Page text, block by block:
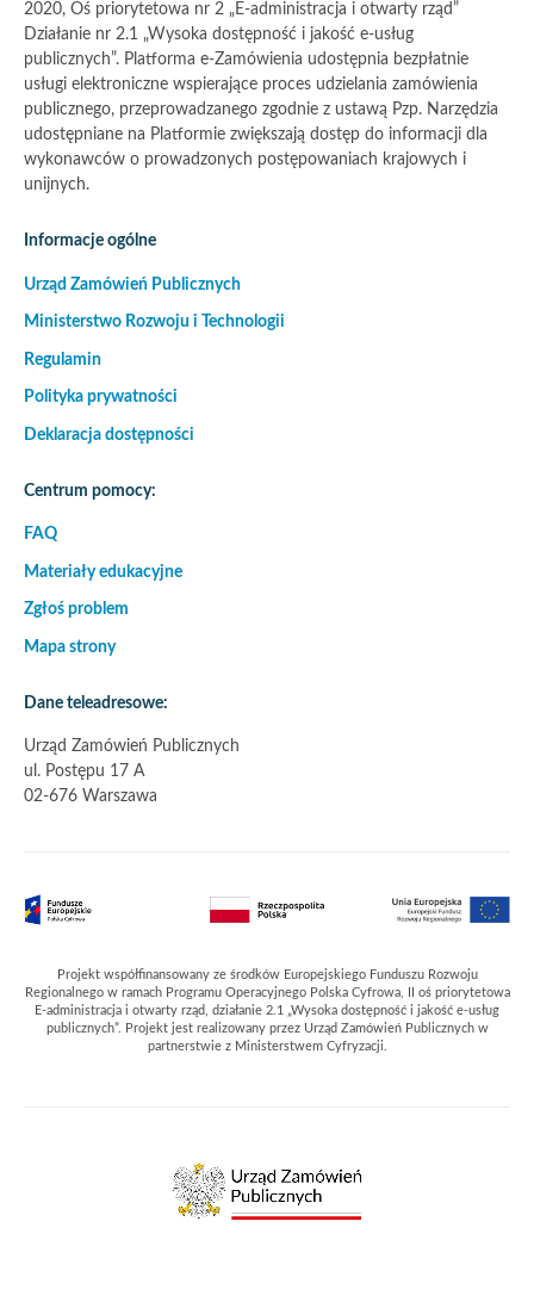
2020, Oś priorytetowa nr 2 „E-administracja i otwarty rząd”
Działanie nr 2.1 „Wysoka dostępność i jakość e-usług
publicznych”. Platforma e-Zamówienia udostępnia bezpłatnie
usługi elektroniczne wspierające proces udzielania zamówienia
publicznego, przeprowadzanego zgodnie z ustawą Pzp. Narzędzia
udostępniane na Platformie zwiększają dostęp do informacji dla
wykonawców o prowadzonych postępowaniach krajowych i
unijnych.
Informacje ogólne
Urząd Zamówień Publicznych
Ministerstwo Rozwoju i Technologii
Regulamin
Polityka prywatności
Deklaracja dostępności
Centrum pomocy:
FAQ
Materiały edukacyjne
Zgłoś problem
Mapa strony
Dane teleadresowe:
Urząd Zamówień Publicznych
ul. Postępu 17 A
02-676 Warszawa
Partnerzy
Projekt współfinansowany ze środków Europejskiego Funduszu Rozwoju
Regionalnego w ramach Programu Operacyjnego Polska Cyfrowa, II oś priorytetowa
E-administracja i otwarty rząd, działanie 2.1 „Wysoka dostępność i jakość e-usług
publicznych”. Projekt jest realizowany przez Urząd Zamówień Publicznych w
partnerstwie z Ministerstwem Cyfryzacji.